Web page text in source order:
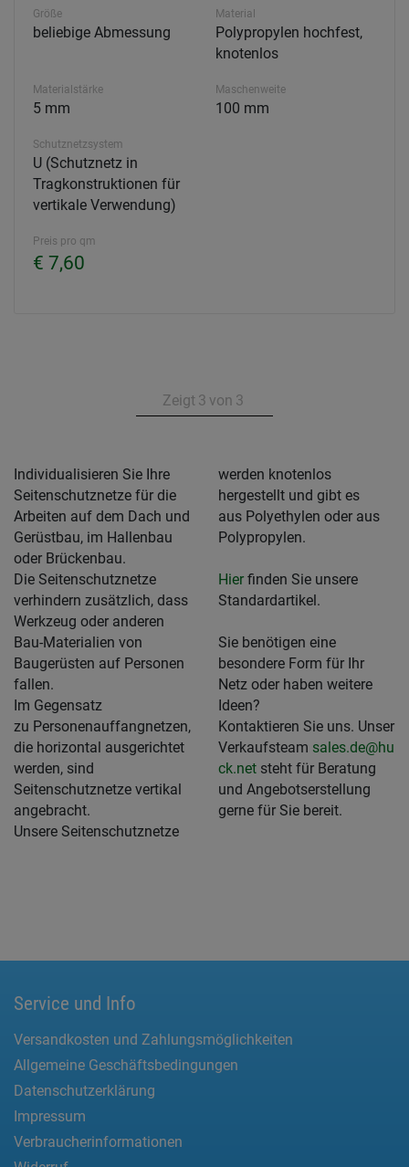
Größe
beliebige Abmessung
Material
Polypropylen hochfest,
knotenlos
Materialstärke
5 mm
Maschenweite
100 mm
Schutznetzsystem
U (Schutznetz in
Tragkonstruktionen für
vertikale Verwendung)
Preis pro qm
€ 7,60
Zeigt 3 von 3
Individualisieren Sie Ihre
Seitenschutznetze für die
Arbeiten auf dem Dach und
Gerüstbau, im Hallenbau
oder Brückenbau.
Die Seitenschutznetze
verhindern zusätzlich, dass
Werkzeug oder anderen
Bau-Materialien von
Baugerüsten auf Personen
fallen.
Im Gegensatz
zu Personenauffangnetzen,
die horizontal ausgerichtet
werden, sind
Seitenschutznetze vertikal
angebracht.
Unsere Seitenschutznetze
werden knotenlos
hergestellt und gibt es
aus Polyethylen oder aus
Polypropylen.
Hier finden Sie unsere
Standardartikel.
Sie benötigen eine
besondere Form für Ihr
Netz oder haben weitere
Ideen?
Kontaktieren Sie uns. Unser
Verkaufsteam sales.de@hu
ck.net steht für Beratung
und Angebotserstellung
gerne für Sie bereit.
Service und Info
Versandkosten und Zahlungsmöglichkeiten
Allgemeine Geschäftsbedingungen
Datenschutzerklärung
Impressum
Verbraucherinformationen